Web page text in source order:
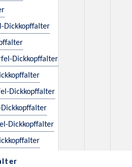
Dickkopffalter
Dickkopffalter
Dickkopffalter
Dickkopffalter